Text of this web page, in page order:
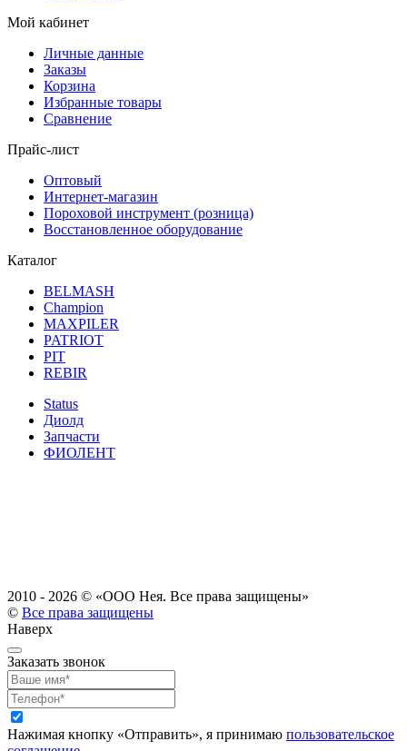
Мой кабинет
Личные данные
Заказы
Корзина
Избранные товары
Сравнение
Прайс-лист
Оптовый
Интернет-магазин
Пороховой инструмент (розница)
Восстановленное оборудование
Каталог
BELMASH
Champion
MAXPILER
PATRIOT
PIT
REBIR
Status
Диолд
Запчасти
ФИОЛЕНТ
2010 - 2026 © «ООО Нея. Все права защищены»
© Все права защищены
Наверх
Заказать звонок
Нажимая кнопку «Отправить», я принимаю пользовательское